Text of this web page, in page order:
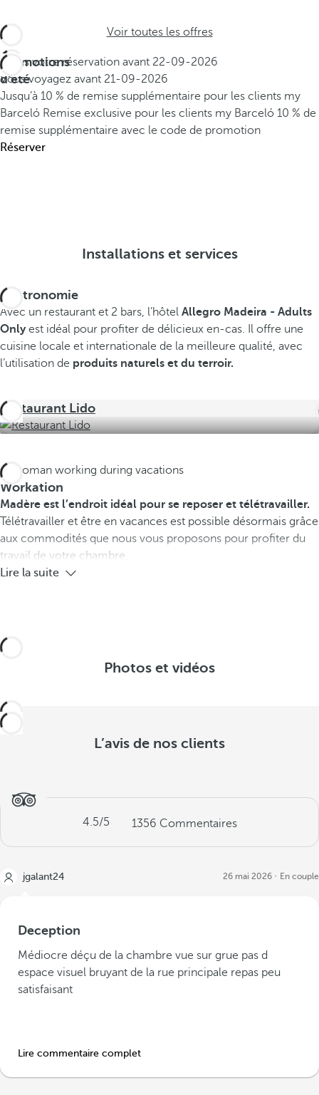
Voir toutes les offres
Promotions
d'été
Faites votre réservation avant 22-09-2026
Vous voyagez avant 21-09-2026
Jusqu’à 10 % de remise supplémentaire pour les clients my
Barceló Remise exclusive pour les clients my Barceló 10 % de
remise supplémentaire avec le code de promotion
Réserver
Installations et services
Gastronomie
Avec un restaurant et 2 bars, l’hôtel Allegro Madeira - Adults
Onlyest idéal pour profiter de délicieux en-cas. Il offre une
cuisine locale et internationale de la meilleure qualité, avec
l’utilisation de produits naturels et du terroir.
Restaurant Lido
Workation
Madère est l’endroit idéal pour se reposer et télétravailler.
Télétravailler et être en vacances est possible désormais grâce
aux commodités que nous vous proposons pour profiter du
travail de votre chambre.
Lire la suite
Photos et vidéos
L’avis de nos clients
4.5/5 1356 Commentaires
jgalant24 26 mai 2026 En couple
Deception
Médiocre déçu de la chambre vue sur grue pas d
espace visuel bruyant de la rue principale repas peu
satisfaisant
Lire commentaire complet